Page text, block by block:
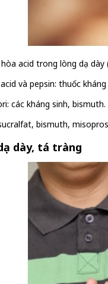
acid trong lòng dạ
và pepsin: thuốc
các kháng sinh, bismuth.
bismuth,
dày, tá tràng